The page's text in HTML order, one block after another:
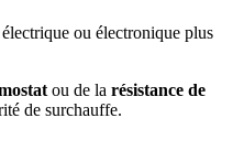
ou électronique plus
ou de la résistance de
de surchauffe.